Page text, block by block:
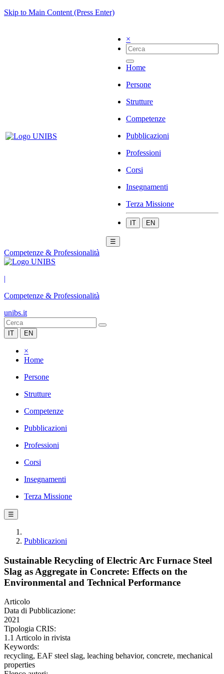
Skip to Main Content (Press Enter)
×
Home
Persone
Strutture
Competenze
Pubblicazioni
Professioni
Corsi
Insegnamenti
Terza Missione
IT EN
☰
Competenze & Professionalità
|
Competenze & Professionalità
unibs.it
IT EN
×
Home
Persone
Strutture
Competenze
Pubblicazioni
Professioni
Corsi
Insegnamenti
Terza Missione
☰
Pubblicazioni
Sustainable Recycling of Electric Arc Furnace Steel
Slag as Aggregate in Concrete: Effects on the
Environmental and Technical Performance
Articolo
Data di Pubblicazione:
2021
Tipologia CRIS:
1.1 Articolo in rivista
Keywords:
recycling, EAF steel slag, leaching behavior, concrete, mechanical
properties